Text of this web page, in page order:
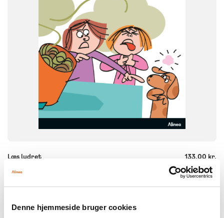
Denne hjemmeside bruger cookies
+
Læs lydret
133,00 kr.
Dansk